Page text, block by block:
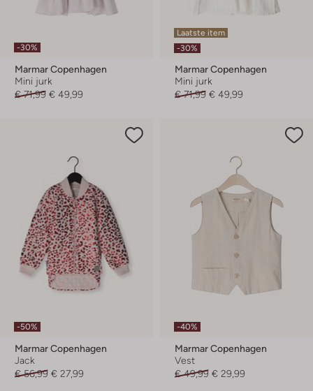
-30%
Marmar Copenhagen
Mini jurk
€ 71,99 € 49,99
Laatste item
-30%
Marmar Copenhagen
Mini jurk
€ 71,99 € 49,99
-50%
Marmar Copenhagen
Jack
€ 56,99 € 27,99
-40%
Marmar Copenhagen
Vest
€ 49,99 € 29,99